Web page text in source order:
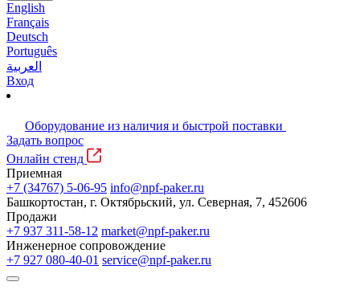
English
Français
Deutsch
Português
العربية
Вход
Оборудование из наличия и быстрой поставки
Задать вопрос
Онлайн стенд
Приемная
+7 (34767) 5-06-95 info@npf-paker.ru
Башкортостан, г. Октябрьский, ул. Северная, 7, 452606
Продажи
+7 937 311-58-12 market@npf-paker.ru
Инженерное сопровождение
+7 927 080-40-01 service@npf-paker.ru